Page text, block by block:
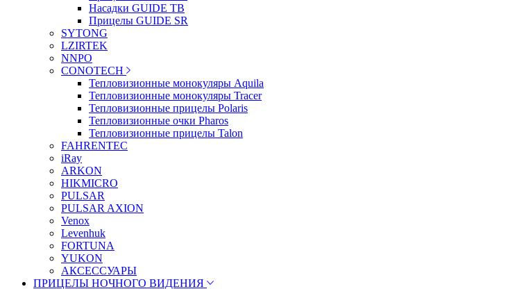
Насадки GUIDE TB
Прицелы GUIDE SR
SYTONG
LZIRTEK
NNPO
CONOTECH
Тепловизионные монокуляры Aquila
Тепловизионные монокуляры Tracer
Тепловизионные прицелы Polaris
Тепловизионные очки Pharos
Тепловизионные прицелы Talon
FAHRENTEC
iRay
ARKON
HIKMICRO
PULSAR
PULSAR AXION
Venox
Levenhuk
FORTUNA
YUKON
АКСЕССУАРЫ
ПРИЦЕЛЫ НОЧНОГО ВИДЕНИЯ